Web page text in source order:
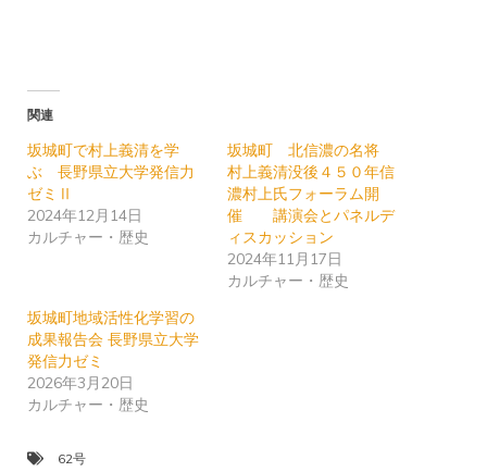
関連
坂城町で村上義清を学
ぶ 長野県立大学発信力
ゼミⅡ
2024年12月14日
カルチャー・歴史
坂城町 北信濃の名将
村上義清没後４５０年信
濃村上氏フォーラム開
催 講演会とパネルデ
ィスカッション
2024年11月17日
カルチャー・歴史
坂城町地域活性化学習の
成果報告会 長野県立大学
発信力ゼミ
2026年3月20日
カルチャー・歴史
62号